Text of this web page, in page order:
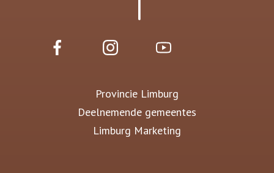
Provincie Limburg
Deelnemende gemeentes
Limburg Marketing